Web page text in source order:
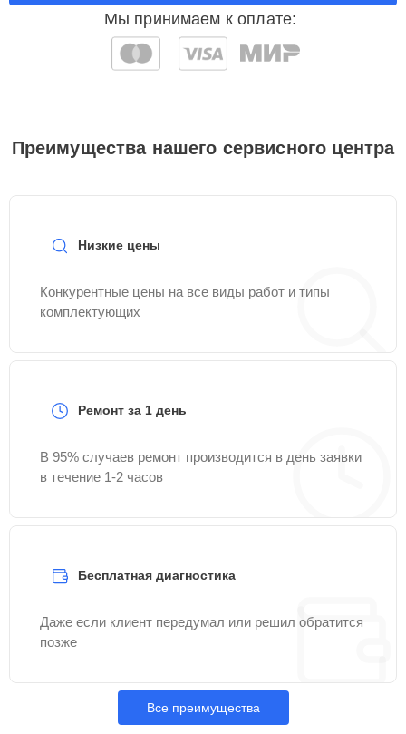
Мы принимаем к оплате:
Преимущества нашего сервисного центра
Низкие цены
Конкурентные цены на все виды работ и типы
комплектующих
Ремонт за 1 день
В 95% случаев ремонт производится в день заявки
в течение 1-2 часов
Бесплатная диагностика
Даже если клиент передумал или решил обратится
позже
Все преимущества